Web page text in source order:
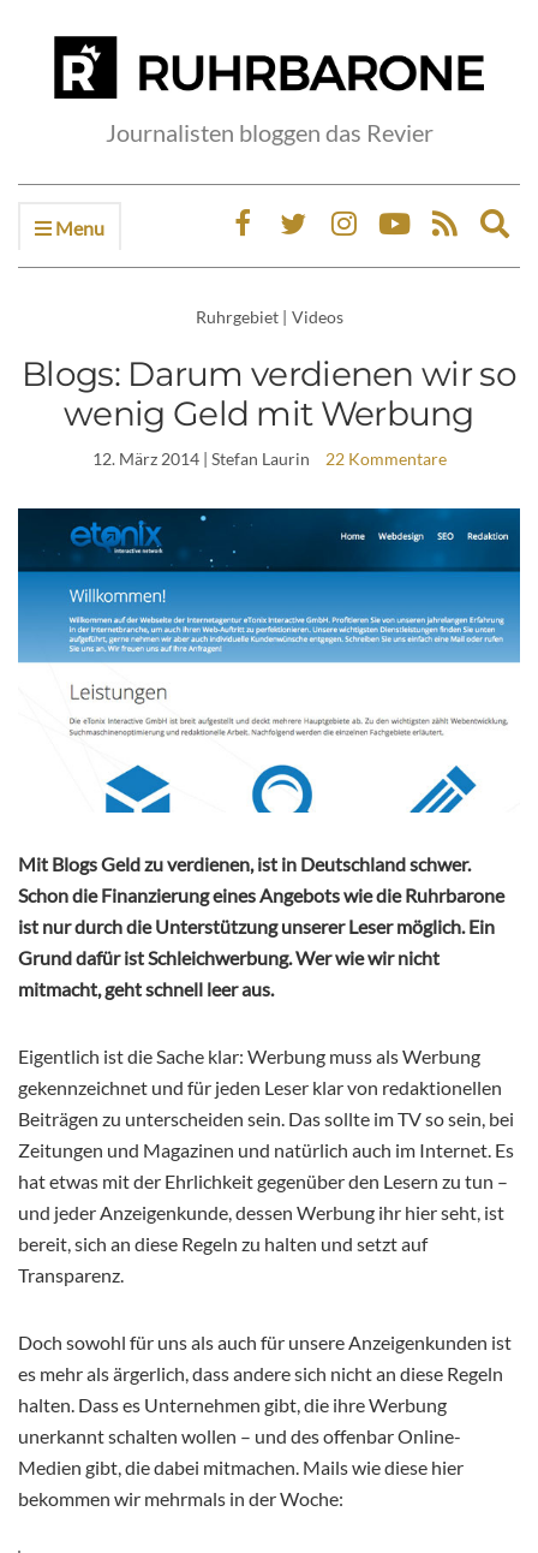
Journalisten bloggen das Revier
Menu
Ruhrgebiet | Videos
Blogs: Darum verdienen wir so
wenig Geld mit Werbung
12. März 2014| Stefan Laurin 22 Kommentare
Mit Blogs Geld zu verdienen, ist in Deutschland schwer.
Schon die Finanzierung eines Angebots wie die Ruhrbarone
ist nur durch die Unterstützung unserer Leser möglich. Ein
Grund dafür ist Schleichwerbung. Wer wie wir nicht
mitmacht, geht schnell leer aus.
Eigentlich ist die Sache klar: Werbung muss als Werbung
gekennzeichnet und für jeden Leser klar von redaktionellen
Beiträgen zu unterscheiden sein. Das sollte im TV so sein, bei
Zeitungen und Magazinen und natürlich auch im Internet. Es
hat etwas mit der Ehrlichkeit gegenüber den Lesern zu tun –
und jeder Anzeigenkunde, dessen Werbung ihr hier seht, ist
bereit, sich an diese Regeln zu halten und setzt auf
Transparenz.
Doch sowohl für uns als auch für unsere Anzeigenkunden ist
es mehr als ärgerlich, dass andere sich nicht an diese Regeln
halten. Dass es Unternehmen gibt, die ihre Werbung
unerkannt schalten wollen – und des offenbar Online-
Medien gibt, die dabei mitmachen. Mails wie diese hier
bekommen wir mehrmals in der Woche: